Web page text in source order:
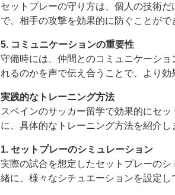
セットプレーの守り方は、個人の技術
で、相手の攻撃を効果的に防ぐことが
5. コミュニケーションの重要性
守備時には、仲間とのコミュニケーシ
れるのかを声で伝え合うことで、より効
実践的なトレーニング方法
スペインのサッカー留学で効果的にセ
に、具体的なトレーニング方法を紹介し
1. セットプレーのシミュレーション
実際の試合を想定したセットプレーの
緒に、様々なシチュエーションを設定し